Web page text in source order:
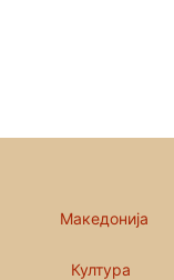
Македонија
Култура